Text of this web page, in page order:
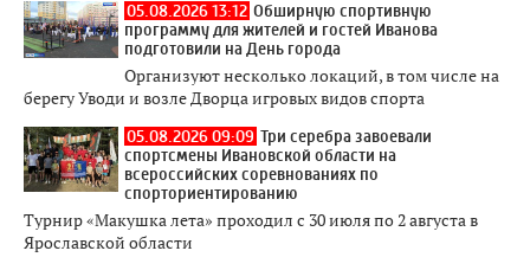
05.08.2026 13:12 Обширную спортивную
программу для жителей и гостей Иванова
подготовили на День города
Организуют несколько локаций, в том числе на
берегу Уводи и возле Дворца игровых видов спорта
05.08.2026 09:09 Три серебра завоевали
спортсмены Ивановской области на
всероссийских соревнованиях по
спорториентированию
Турнир «Макушка лета» проходил с 30 июля по 2 августа в
Ярославской области